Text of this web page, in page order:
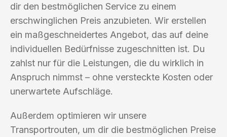
dir den bestmöglichen Service zu einem
erschwinglichen Preis anzubieten. Wir erstellen
ein maßgeschneidertes Angebot, das auf deine
individuellen Bedürfnisse zugeschnitten ist. Du
zahlst nur für die Leistungen, die du wirklich in
Anspruch nimmst – ohne versteckte Kosten oder
unerwartete Aufschläge.
Außerdem optimieren wir unsere
Transportrouten, um dir die bestmöglichen Preise